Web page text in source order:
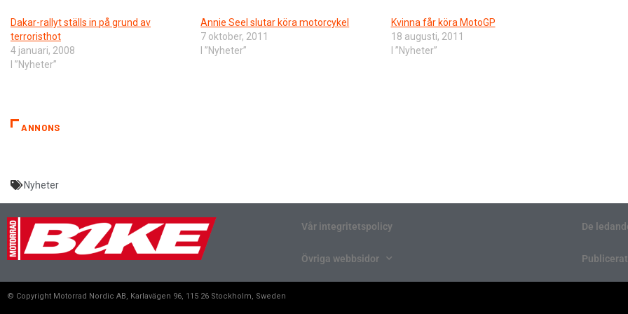
Dakar-rallyt ställs in på grund av
terroristhot
4 januari, 2008
I ”Nyheter”
Annie Seel slutar köra motorcykel
7 oktober, 2011
I ”Nyheter”
Kvinna får köra MotoGP
18 augusti, 2011
I ”Nyheter”
ANNONS
Nyheter
Vår integritetspolicy
Övriga webbsidor
De
Publicerat
© Copyright Motorrad Nordic AB, Karlavägen 96, 115 26 Stockholm, Sweden